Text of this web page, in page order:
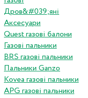
Дров&#039;яні
Аксесуари
Quest газові балони
Газові пальники
BRS газові пальники
Пальники Ganzo
Kovea газові пальники
APG газові пальники